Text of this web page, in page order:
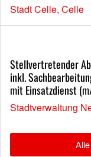
Stadt Celle, Celle
Stellvertretender
inkl.
mit Einsatzdienst
Stadtverwaltung